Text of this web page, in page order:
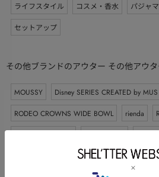
ライフスタイル
コスメ・香水 パジャ
セットアップ
その他ブランドのアウター その他アウ
MOUSSY Disney SERIES CREATED by MUS
RODEO CROWNS WIDE BOWL
rienda
STYLEMIXER HeRIN.CYE